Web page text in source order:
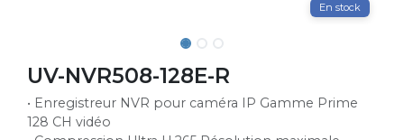
En stock
UV-NVR508-128E-R
• Enregistreur NVR pour caméra IP Gamme Prime
128 CH vidéo